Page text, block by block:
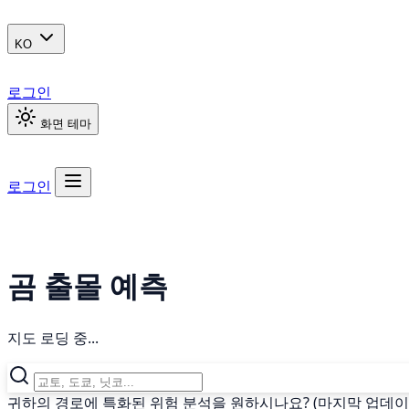
KO
로그인
화면 테마
로그인
곰 출몰 예측
지도 로딩 중...
귀하의 경로에 특화된 위험 분석을 원하시나요? (마지막 업데